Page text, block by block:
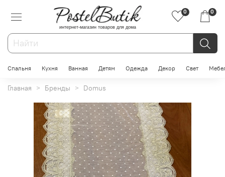
интернет-магазин товаров для дома
0 0
Спальня Кухня Ванная Детям Одежда Декор Свет
Главная Бренды Domus